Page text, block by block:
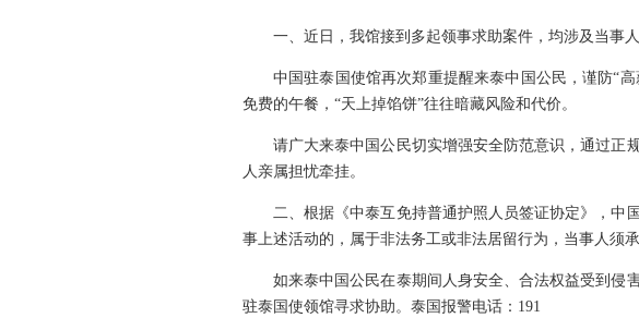
一、近日，我馆接到多起领事求助案件，均涉及当事
中国驻泰国使馆再次郑重提醒来泰中国公民，谨防“
免费的午餐，“天上掉馅饼”往往暗藏风险和代价。
请广大来泰中国公民切实增强安全防范意识，通过正
人亲属担忧牵挂。
二、根据《中泰互免持普通护照人员签证协定》，中
事上述活动的，属于非法务工或非法居留行为，当事人须
如来泰中国公民在泰期间人身安全、合法权益受到侵
驻泰国使领馆寻求协助。泰国报警电话：191